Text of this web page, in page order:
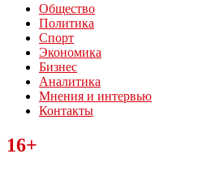
Общество
Политика
Спорт
Экономика
Бизнес
Аналитика
Мнения и интервью
Контакты
Читайте последние новости дня в
“ЗаНовомосковск”
16+